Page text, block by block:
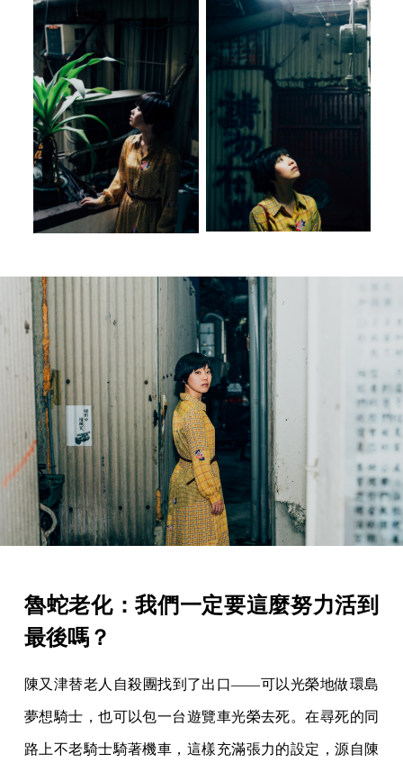
魯蛇老化：我們一定要這麼努力活到
最後嗎？
陳又津替老人自殺團找到了出口——可以光榮地做環島
夢想騎士，也可以包一台遊覽車光榮去死。在尋死的同
路上不老騎士騎著機車，這樣充滿張力的設定，源自陳